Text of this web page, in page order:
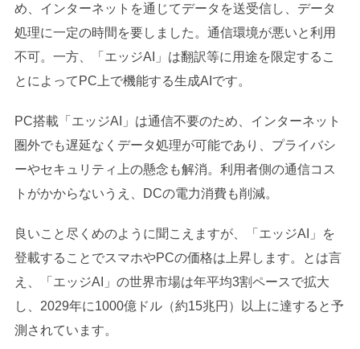
め、インターネットを通じてデータを送受信し、データ
処理に一定の時間を要しました。通信環境が悪いと利用
不可。一方、「エッジAI」は翻訳等に用途を限定するこ
とによってPC上で機能する生成AIです。
PC搭載「エッジAI」は通信不要のため、インターネット
圏外でも遅延なくデータ処理が可能であり、プライバシ
ーやセキュリティ上の懸念も解消。利用者側の通信コス
トがかからないうえ、DCの電力消費も削減。
良いこと尽くめのように聞こえますが、「エッジAI」を
登載することでスマホやPCの価格は上昇します。とは言
え、「エッジAI」の世界市場は年平均3割ペースで拡大
し、2029年に1000億ドル（約15兆円）以上に達すると予
測されています。